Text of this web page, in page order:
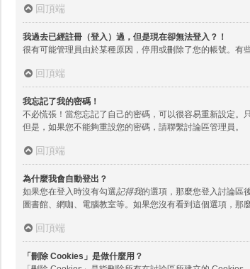
回頂端
我過去已經註冊（登入）過，但是現在卻無法登入？！
很有可能管理員由於某種原因，停用或刪除了您的帳號。有
回頂端
我忘記了我的密碼！
不必慌張！當您忘記了自己的密碼，可以很容易重新設定。
但是，如果您不能夠重設您的密碼，請聯繫討論區管理員。
回頂端
為什麼我會自動登出？
如果您在登入時沒有勾選記得我的選項，那麼您登入討論區
圖書館、網咖、電腦教室等。如果您沒有看到這個選項，那
回頂端
「刪除 Cookies」是做什麼用？